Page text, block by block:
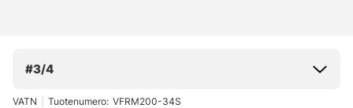
#3/4
VATN Tuotenumero: VFRM200-34S